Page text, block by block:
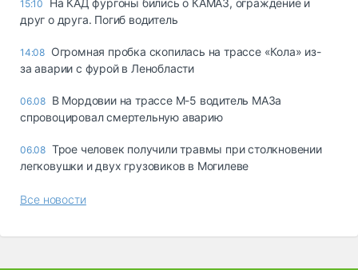
15:10
На КАД фургоны бились о КАМАЗ, ограждение и
друг о друга. Погиб водитель
14:08 Огромная пробка скопилась на трассе «Кола» из-
за аварии с фурой в Ленобласти
06.08 В Мордовии на трассе М-5 водитель МАЗа
спровоцировал смертельную аварию
06.08 Трое человек получили травмы при столкновении
легковушки и двух грузовиков в Могилеве
Все новости